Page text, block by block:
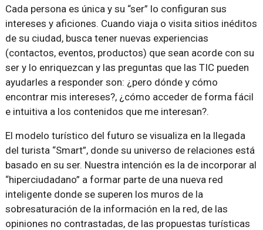
Cada persona es única y su “ser” lo configuran sus
intereses y aficiones. Cuando viaja o visita sitios inéditos
de su ciudad, busca tener nuevas experiencias
(contactos, eventos, productos) que sean acorde con su
ser y lo enriquezcan y las preguntas que las TIC pueden
ayudarles a responder son: ¿pero dónde y cómo
encontrar mis intereses?, ¿cómo acceder de forma fácil
e intuitiva a los contenidos que me interesan?.
El modelo turístico del futuro se visualiza en la llegada
del turista “Smart”, donde su universo de relaciones está
basado en su ser. Nuestra intención es la de incorporar al
“hiperciudadano” a formar parte de una nueva red
inteligente donde se superen los muros de la
sobresaturación de la información en la red, de las
opiniones no contrastadas, de las propuestas turísticas